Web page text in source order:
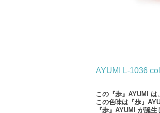
AYUMI L-1036
この『歩』AYUMI は
この色味は『歩』
『歩』AYUMI が誕